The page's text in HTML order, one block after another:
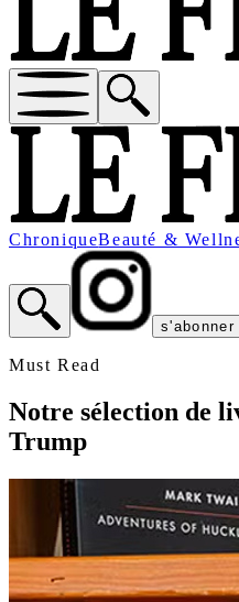
ChroniqueBeauté &
s'abonner
Must Read
Notre sélection de
Trump